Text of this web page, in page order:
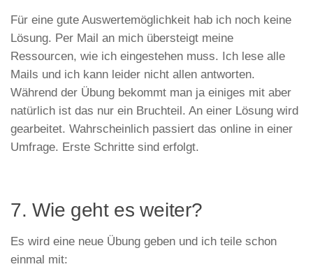
Für eine gute Auswertemöglichkeit hab ich noch keine
Lösung. Per Mail an mich übersteigt meine
Ressourcen, wie ich eingestehen muss. Ich lese alle
Mails und ich kann leider nicht allen antworten.
Während der Übung bekommt man ja einiges mit aber
natürlich ist das nur ein Bruchteil. An einer Lösung wird
gearbeitet. Wahrscheinlich passiert das online in einer
Umfrage. Erste Schritte sind erfolgt.
7. Wie geht es weiter?
Es wird eine neue Übung geben und ich teile schon
einmal mit: